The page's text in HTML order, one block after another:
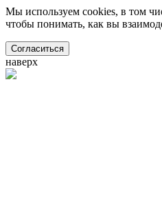
Мы используем cookies, в том
чтобы понимать, как вы
Согласиться
наверх